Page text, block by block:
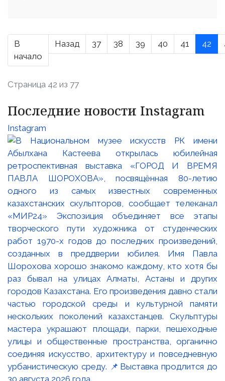
В
начало
Назад 37 38 39 40 41 42
Страница 42 из 77
Последние новости Instagram
Instagram